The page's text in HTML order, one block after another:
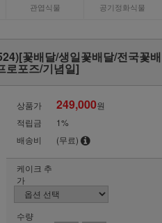
관엽식물 공기정화식물
꽃배달/생일꽃배달/전국꽃배
로포즈/기념일]
상품가 249,000원
적립금
1%
배송비
(무료)
케이크 추
가
수량